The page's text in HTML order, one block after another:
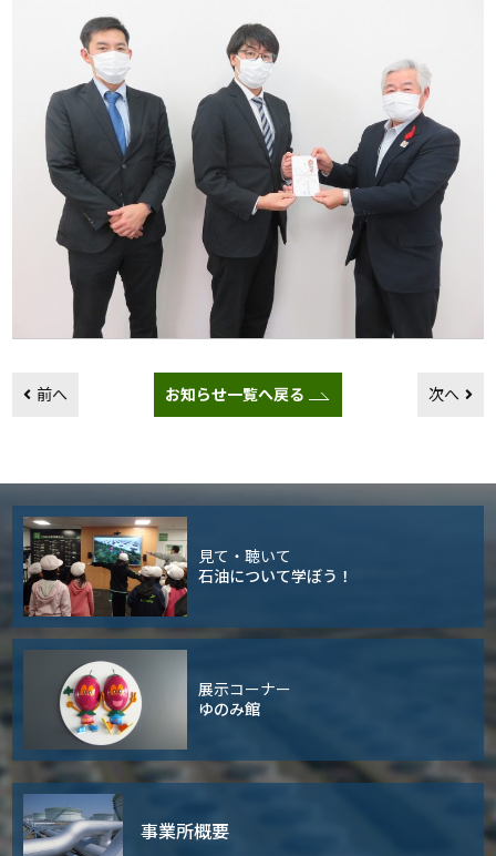
前へ お知らせ一覧へ戻る 次へ
見て・聴いて
石油について学ぼう！
展示コーナー
ゆのみ館
事業所概要